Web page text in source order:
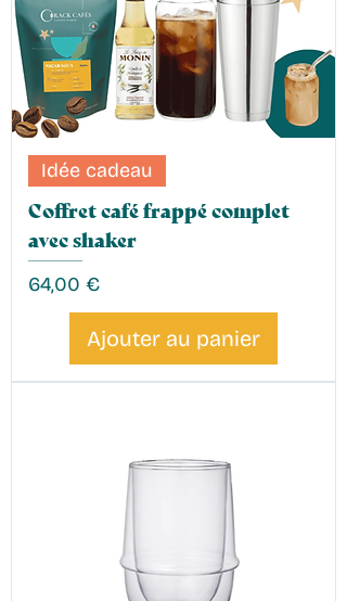
Idée cadeau
Coffret café frappé complet
avec shaker
Prix
64,00 €
Ajouter au panier